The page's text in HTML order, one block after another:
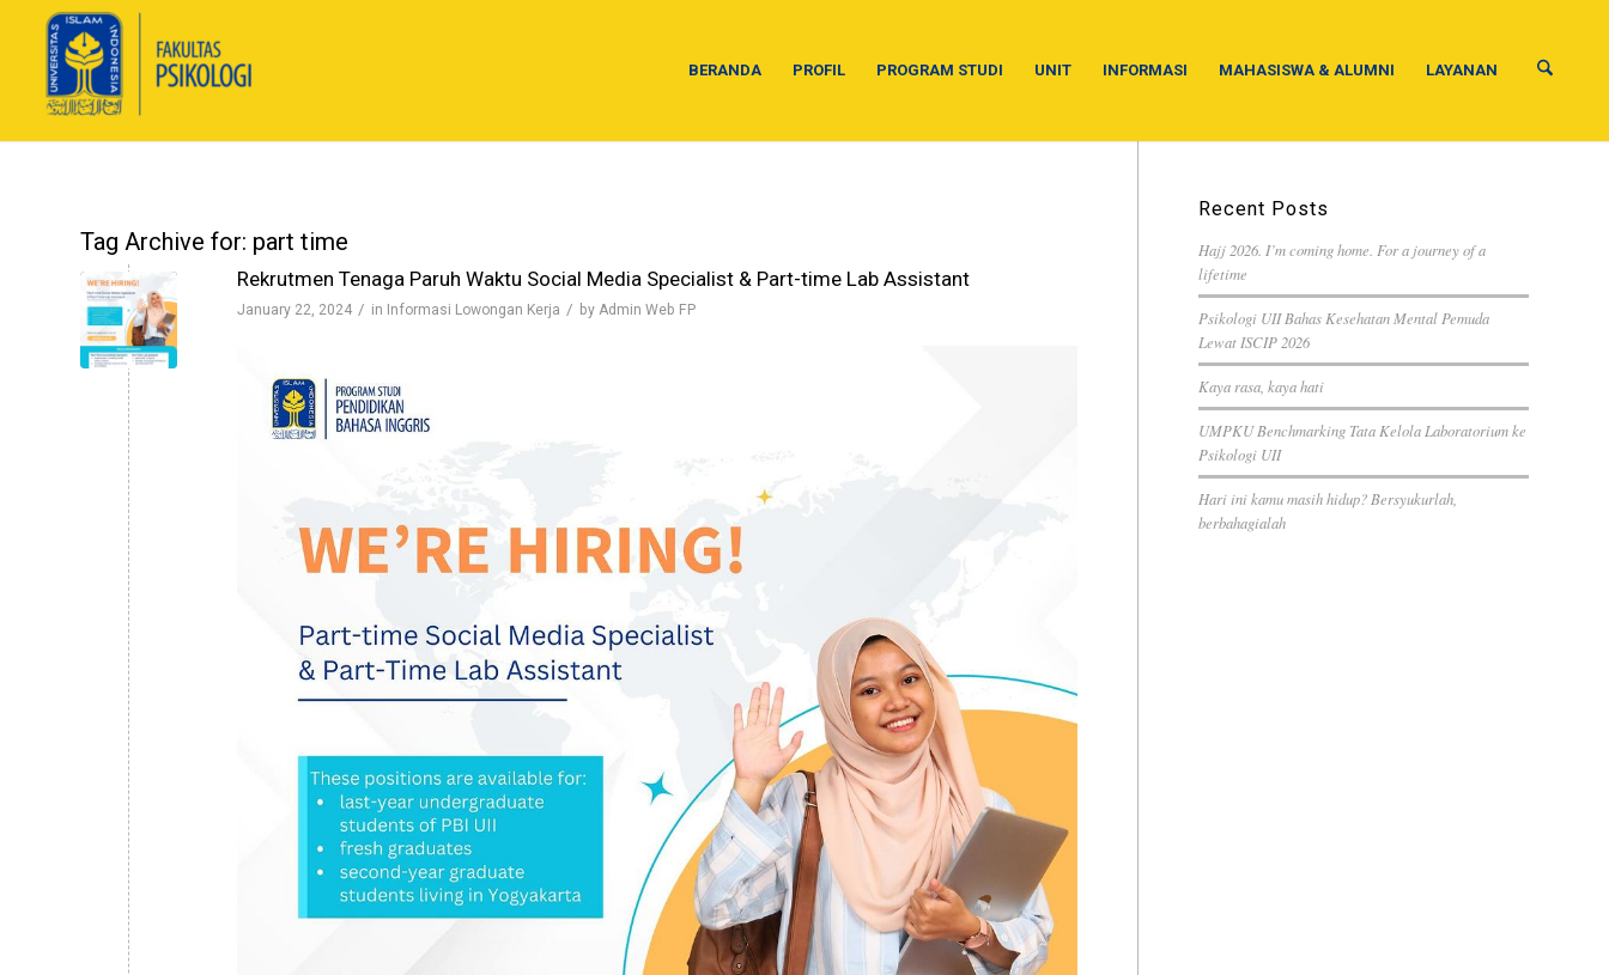
BERANDA PROFIL PROGRAM STUDI UNIT INFORMASI MAHASISWA & ALUMNI LAYANAN
Tag Archive for: part time
Rekrutmen Tenaga Paruh Waktu Social Media Specialist & Part-time Lab Assistant
January 22, 2024 / in Informasi Lowongan Kerja / by Admin Web FP
Recent Posts
Hajj 2026. I’m coming home. For a journey of a
lifetime
Psikologi UII Bahas Kesehatan Mental Pemuda
Lewat ISCIP 2026
Kaya rasa, kaya hati
UMPKU Benchmarking Tata Kelola Laboratorium ke
Psikologi UII
Hari ini kamu masih hidup? Bersyukurlah,
berbahagialah